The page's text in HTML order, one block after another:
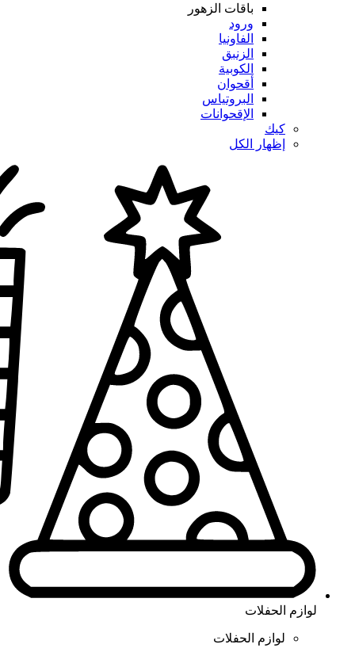
باقات الزهور
ورود
الفاونيا
الزنبق
الكوبية
أقحوان
البروتياس
الإقحوانات
كيك
إظهار الكل
لوازم الحفلات
لوازم الحفلات